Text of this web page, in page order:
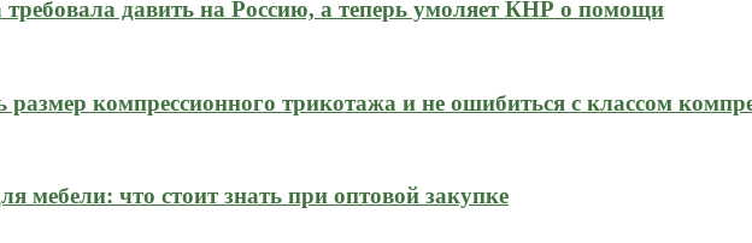
давить на Россию, а теперь умоляет КНР о помощи
компрессионного трикотажа и не ошибиться с классом
мебели: что стоит знать при оптовой закупке